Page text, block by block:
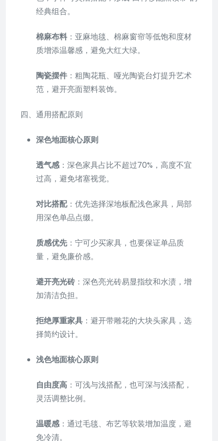
经典组合。
棉麻布料 ：亚麻地毯、棉麻窗帘等低饱和度材
质增添温馨感，避免大红大绿。
陶瓷摆件 ：粗陶花瓶、哑光陶瓷台灯提升艺术
范，避开亮面塑料装饰。
四、通用搭配原则
深色地面核心原则
透气感 ：深色家具占比不超过70%，高度不宜
过高，避免堵塞视觉。
对比搭配：优先选择深地板配浅色家具，局部
用深色单品点缀。
质感优先：宁可少买家具，也要保证单品质
量，避免廉价感。
避开亮光砖 ：深色亮光砖易显指纹和水渍，增
加清洁负担。
拒绝厚重家具 ：避开带雕花的大块头家具，选
择简约设计。
浅色地面核心原则
自由度高 ：可浅与浅搭配，也可深与浅搭配，
灵活调整比例。
温暖感 ：通过毛毯、布艺等软装增加温度，避
免冷清。